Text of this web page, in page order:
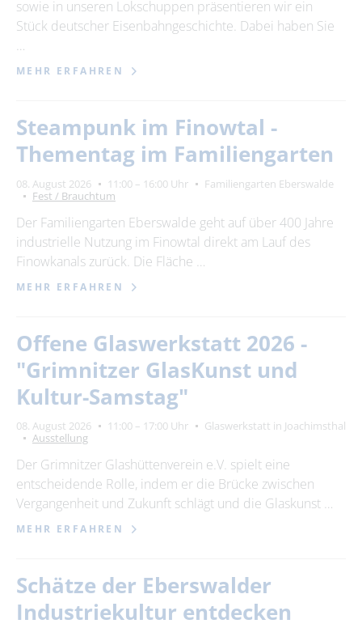
sowie in unseren Lokschuppen präsentieren wir ein
Stück deutscher Eisenbahngeschichte. Dabei haben Sie
…
MEHR ERFAHREN
Steampunk im Finowtal -
Thementag im Familiengarten
08. August 2026 11:00 – 16:00 Uhr
Familiengarten Eberswalde
Fest / Brauchtum
Der Familiengarten Eberswalde geht auf über 400 Jahre
industrielle Nutzung im Finowtal direkt am Lauf des
Finowkanals zurück. Die Fläche …
MEHR ERFAHREN
Offene Glaswerkstatt 2026 -
"Grimnitzer GlasKunst und
Kultur-Samstag"
08. August 2026 11:00 – 17:00 Uhr
Glaswerkstatt in Joachimsthal
Ausstellung
Der Grimnitzer Glashüttenverein e.V. spielt eine
entscheidende Rolle, indem er die Brücke zwischen
Vergangenheit und Zukunft schlägt und die Glaskunst …
MEHR ERFAHREN
Schätze der Eberswalder
Industriekultur entdecken